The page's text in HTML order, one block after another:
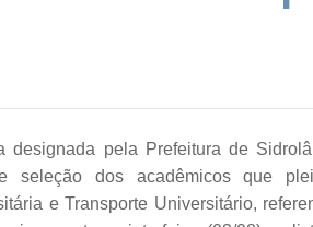
designada pela Prefeitura de
seleção dos acadêmicos que
e Transporte Universitário,